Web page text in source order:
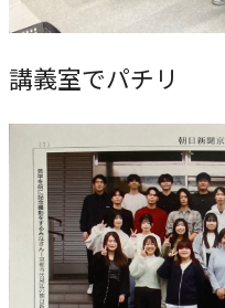
講義室でパチリ